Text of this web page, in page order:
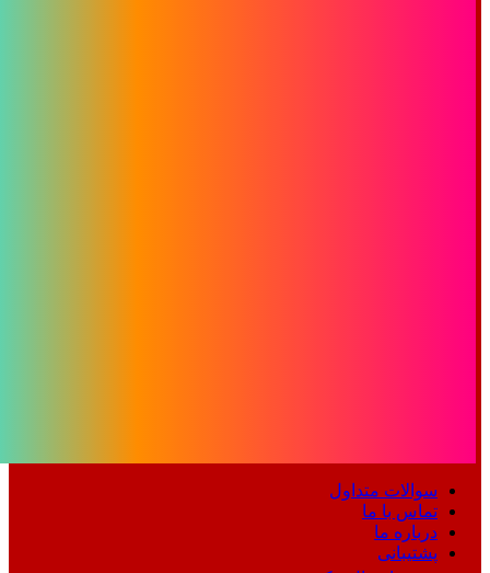
سوالات متداول
تماس با ما
درباره ما
پشتیبانی